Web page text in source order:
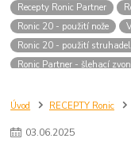
Recepty Ronic Partner
Ronic 20 - použití nože
Ronic 20 - použití struhadel
Ronic Partner - šlehací zvon
Úvod RECEPTY Ronic
03.06.2025